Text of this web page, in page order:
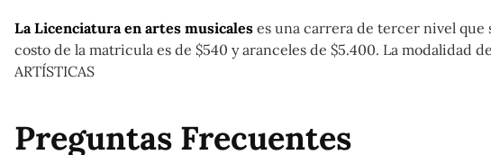
La Licenciatura en artes musicales es una carrera de tercer nivel que
costo de la matricula es de $540 y aranceles de $5.400. La modalidad
ARTÍSTICAS
Preguntas Frecuentes